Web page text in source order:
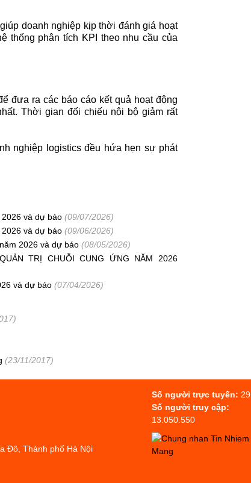
doanh nghiệp kịp thời đánh giá hoạt
thống phân tích KPI theo nhu cầu của
đưa ra các báo cáo kết quả hoạt động
Thời gian đối chiếu nội bộ giảm rất
nghiệp logistics đều hứa hẹn sự phát
và dự báo (09/07/2026)
và dự báo (09/06/2026)
2026 và dự báo (08/05/2026)
TRỊ CHUỖI CUNG ỨNG NĂM 2026
và dự báo (07/04/2026)
(23/11/2017)
Đô, Thành phố Hà Nội
Số người trực tuyến: 29
Số người truy cập:
13.050.550